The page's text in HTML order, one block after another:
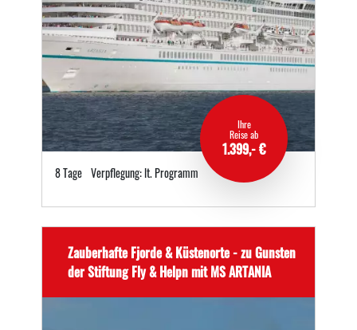
Ihre
Reise ab
1.399,- €
8 Tage Verpflegung: lt. Programm
Zauberhafte Fjorde & Küstenorte - zu Gunsten
der Stiftung Fly & Helpn mit MS ARTANIA